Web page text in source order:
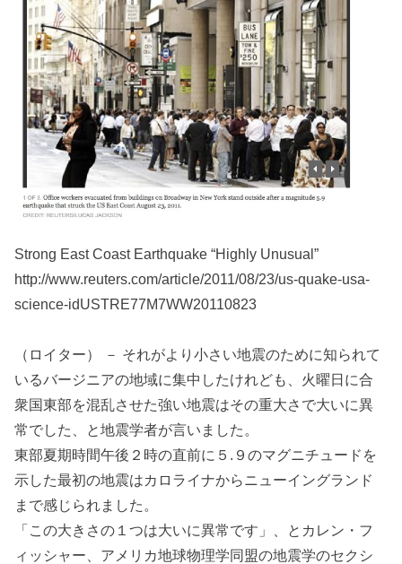
Strong East Coast Earthquake “Highly Unusual”
http://www.reuters.com/article/2011/08/23/us-quake-usa-
science-idUSTRE77M7WW20110823
（ロイター） － それがより小さい地震のために知られて
いるバージニアの地域に集中したけれども、火曜日に合
衆国東部を混乱させた強い地震はその重大さで大いに異
常でした、と地震学者が言いました。
東部夏期時間午後２時の直前に５.９のマグニチュードを
示した最初の地震はカロライナからニューイングランド
まで感じられました。
「この大きさの１つは大いに異常です」、とカレン・フ
ィッシャー、アメリカ地球物理学同盟の地震学のセクシ